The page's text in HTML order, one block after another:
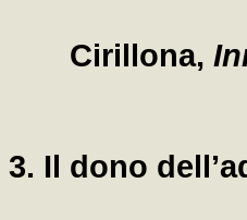
Cirillona,
3. Il dono